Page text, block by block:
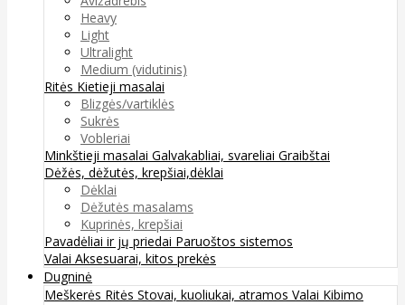
Heavy
Light
Ultralight
Medium (vidutinis)
Ritės Kietieji masalai
Blizgės/vartiklės
Sukrės
Vobleriai
Minkštieji masalai Galvakabliai, svareliai Graibštai
Dėžės, dėžutės, krepšiai,dėklai
Dėklai
Dėžutės masalams
Kuprinės, krepšiai
Pavadėliai ir jų priedai Paruoštos sistemos
Valai Aksesuarai, kitos prekės
Dugninė
Meškerės Ritės Stovai, kuoliukai, atramos Valai Kibimo